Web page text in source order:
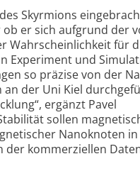
Skyrmions
er sich aufgrund der
Wahrschein­lichkeit für
Experiment und
so präzise von der
an der Uni Kiel
ergänzt Pavel
sollen
Nanoknoten
der kommerziellen